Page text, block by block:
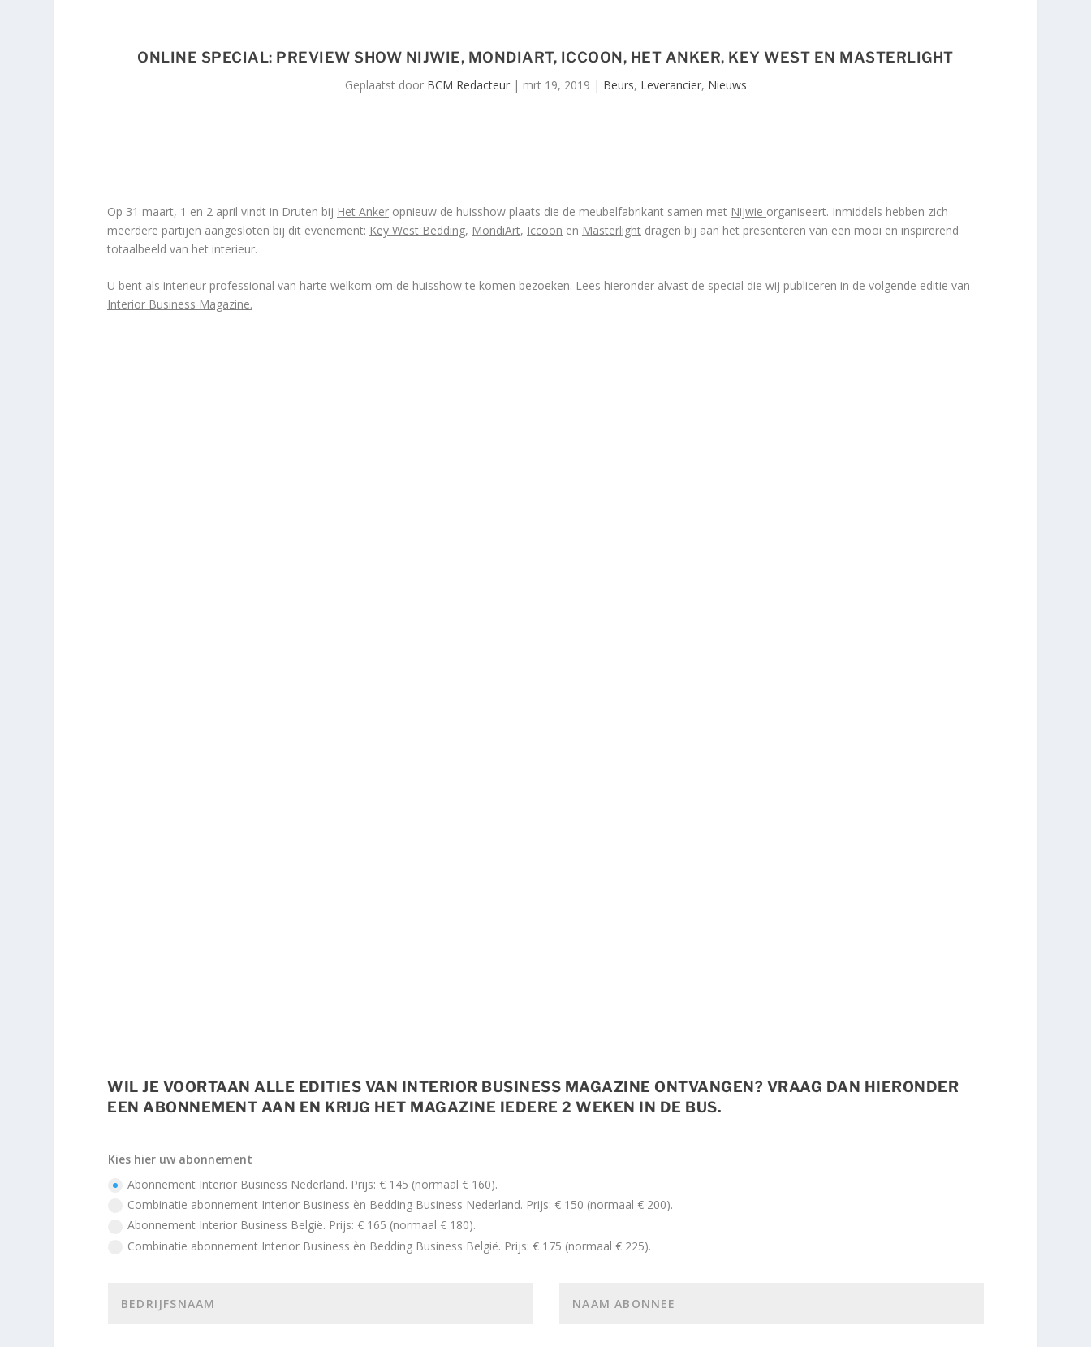
ONLINE SPECIAL: PREVIEW SHOW NIJWIE, MONDIART, ICCOON, HET ANKER, KEY WEST EN MASTERLIGHT
Geplaatst door BCM Redacteur| mrt 19, 2019 | Beurs, Leverancier, Nieuws
Op 31 maart, 1 en 2 april vindt in Druten bij Het Anker opnieuw de huisshow plaats die de meubelfabrikant samen met Nijwie organiseert. Inmiddels hebben zich
meerdere partijen aangesloten bij dit evenement: Key West Bedding, MondiArt, Iccoon en Masterlight dragen bij aan het presenteren van een mooi en inspirerend
totaalbeeld van het interieur.
U bent als interieur professional van harte welkom om de huisshow te komen bezoeken. Lees hieronder alvast de special die wij publiceren in de volgende editie van
Interior Business Magazine.
WIL JE VOORTAAN ALLE EDITIES VAN INTERIOR BUSINESS MAGAZINE ONTVANGEN? VRAAG DAN HIERONDER
EEN ABONNEMENT AAN EN KRIJG HET MAGAZINE IEDERE 2 WEKEN IN DE BUS.
Kies hier uw abonnement
Abonnement Interior Business Nederland. Prijs: € 145 (normaal € 160).
Combinatie abonnement Interior Business èn Bedding Business Nederland. Prijs: € 150 (normaal € 200).
Abonnement Interior Business België. Prijs: € 165 (normaal € 180).
Combinatie abonnement Interior Business èn Bedding Business België. Prijs: € 175 (normaal € 225).